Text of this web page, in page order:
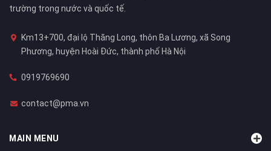
trường trong nước và quốc tế.
Km13+700, đại lộ Thăng Long, thôn Ba Lương, xã Song
Phương, huyện Hoài Đức, thành phố Hà Nội
0919769690
contact@pma.vn
MAIN MENU